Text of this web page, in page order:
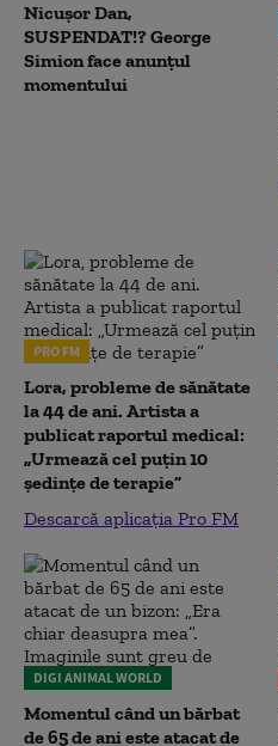
Nicușor Dan,
SUSPENDAT!? George
Simion face anunțul
momentului
PRO FM
Lora, probleme de sănătate
la 44 de ani. Artista a
publicat raportul medical:
„Urmează cel puțin 10
ședințe de terapie”
Descarcă aplicația Pro FM
DIGI ANIMAL WORLD
Momentul când un bărbat
de 65 de ani este atacat de